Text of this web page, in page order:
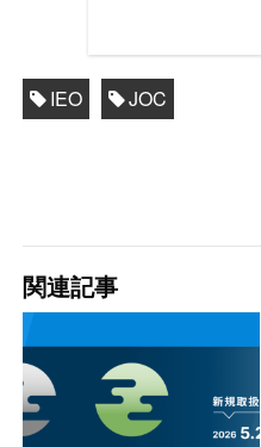
IEO JOC
関連記事